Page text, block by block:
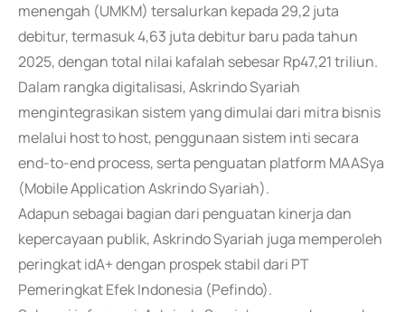
menengah (UMKM) tersalurkan kepada 29,2 juta
debitur, termasuk 4,63 juta debitur baru pada tahun
2025, dengan total nilai kafalah sebesar Rp47,21 triliun.
Dalam rangka digitalisasi, Askrindo Syariah
mengintegrasikan sistem yang dimulai dari mitra bisnis
melalui host to host, penggunaan sistem inti secara
end-to-end process, serta penguatan platform MAASya
(Mobile Application Askrindo Syariah).
Adapun sebagai bagian dari penguatan kinerja dan
kepercayaan publik, Askrindo Syariah juga memperoleh
peringkat idA+ dengan prospek stabil dari PT
Pemeringkat Efek Indonesia (Pefindo).